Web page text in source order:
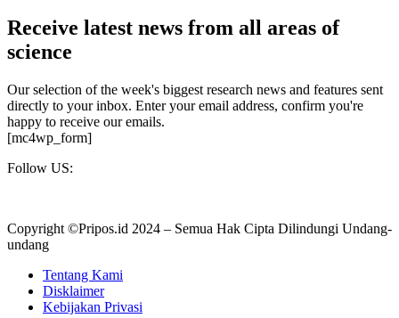
Receive latest news from all areas of
science
Our selection of the week's biggest research news and features sent
directly to your inbox. Enter your email address, confirm you're
happy to receive our emails.
[mc4wp_form]
Follow US:
Copyright ©Pripos.id 2024 – Semua Hak Cipta Dilindungi Undang-
undang
Tentang Kami
Disklaimer
Kebijakan Privasi